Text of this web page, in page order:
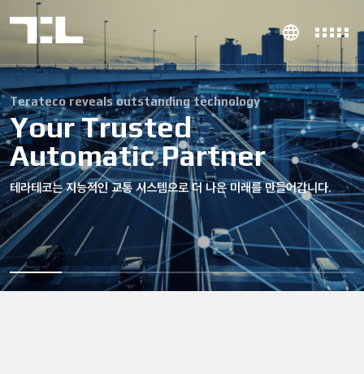
Terateco reveals outstanding technology
Your Trusted
Automatic Partner
테라테코는 지능적인 교통 시스템으로 더 나은 미래를 만들어갑니다.